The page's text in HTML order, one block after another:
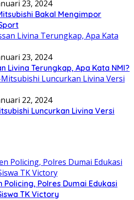
23, 2024
Bakal Mengimpor
23, 2024
Livina Terungkap, Apa Kata NMI?
22, 2024
Luncurkan Livina Versi
Polres Dumai Edukasi
TK Victory